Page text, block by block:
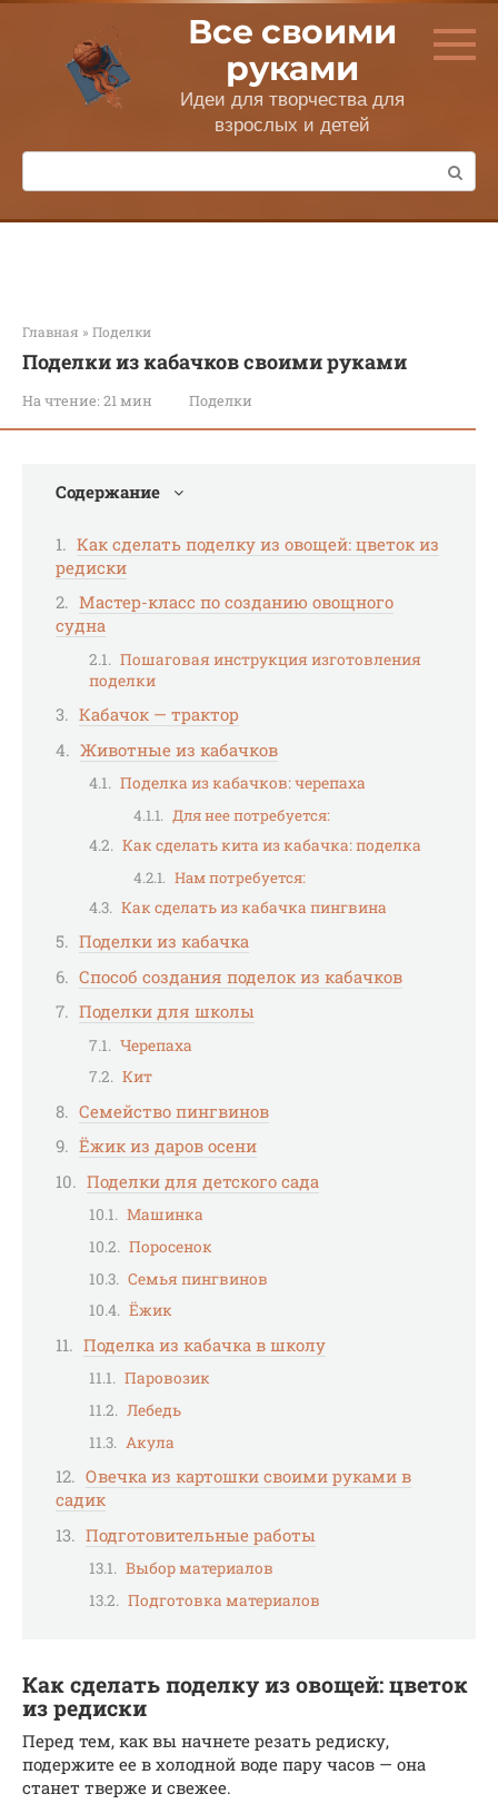
Перейти
контенту
Все своими
руками
Идеи для творчества для
взрослых и детей
Поиск:
Главная » Поделки
Поделки из кабачков своими руками
На чтение: 21 мин Поделки
Содержание
Как сделать поделку из овощей: цветок из
редиски
Мастер-класс по созданию овощного
судна
Пошаговая инструкция изготовления
поделки
Кабачок — трактор
Животные из кабачков
Поделка из кабачков: черепаха
Для нее потребуется:
Как сделать кита из кабачка: поделка
Нам потребуется:
Как сделать из кабачка пингвина
Поделки из кабачка
Способ создания поделок из кабачков
Поделки для школы
Черепаха
Кит
Семейство пингвинов
Ёжик из даров осени
Поделки для детского сада
Машинка
Поросенок
Семья пингвинов
Ёжик
Поделка из кабачка в школу
Паровозик
Лебедь
Акула
Овечка из картошки своими руками в
садик
Подготовительные работы
Выбор материалов
Подготовка материалов
Как сделать поделку из овощей: цветок
из редиски
Перед тем, как вы начнете резать редиску,
подержите ее в холодной воде пару часов — она
станет тверже и свежее.